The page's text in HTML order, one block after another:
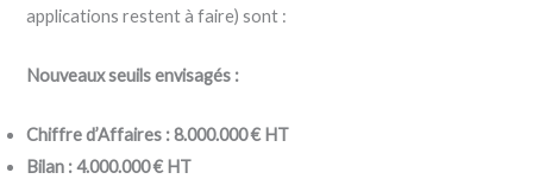
applications restent à faire) sont :
Nouveaux seuils envisagés :
Chiffre d’Affaires : 8.000.000 € HT
Bilan : 4.000.000 € HT